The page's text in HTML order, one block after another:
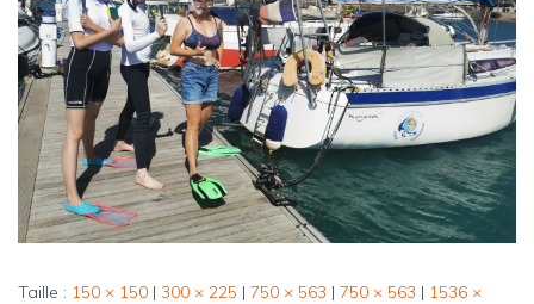
Taille : 150 × 150 | 300 × 225 | 750 × 563 | 750 × 563 | 1536 ×